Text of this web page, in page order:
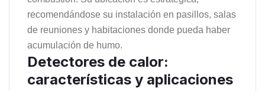
recomendándose su instalación en pasillos, salas
de reuniones y habitaciones donde pueda haber
acumulación de humo.
Detectores de calor:
características y aplicaciones